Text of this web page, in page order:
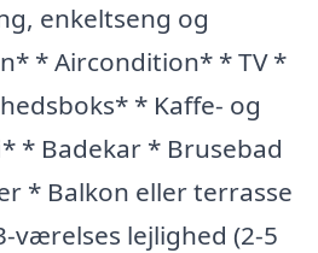
enkeltseng og
* Aircondition* * TV *
* Kaffe- og
* Badekar * Brusebad
* Balkon eller terrasse
værelses lejlighed (2-5